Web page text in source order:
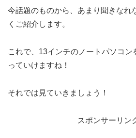
今話題のものから、あまり聞きなれ
くご紹介します。
これで、13インチのノートパソコン
っていけますね！
それでは見ていきましょう！
スポンサーリン